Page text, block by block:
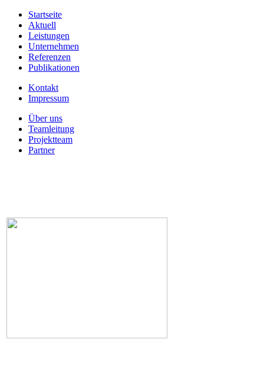
Startseite
Aktuell
Leistungen
Unternehmen
Referenzen
Publikationen
Kontakt
Impressum
Über uns
Teamleitung
Projektteam
Partner